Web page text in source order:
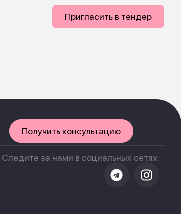
Пригласить в тендер
Получить консультацию
Следите за нами в социальных сетях: